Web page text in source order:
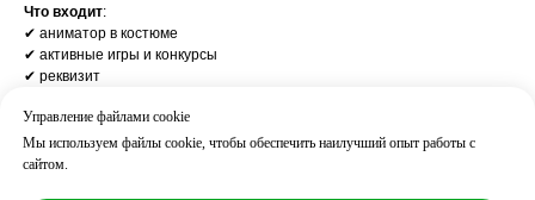
Что входит:
✔ аниматор в костюме
✔ активные игры и конкурсы
✔ реквизит
Результат :
дети активно вовлечены, веселье с первых минут
Часто добавляют:
Управление файлами cookie
Мы используем файлы cookie, чтобы обеспечить наилучший опыт работы с
сайтом.